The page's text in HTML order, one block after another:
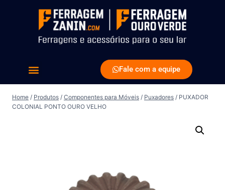
Fale com a equipe
Home / Produtos / Componentes para Móveis / Puxadores / PUXADOR
COLONIAL PONTO OURO VELHO